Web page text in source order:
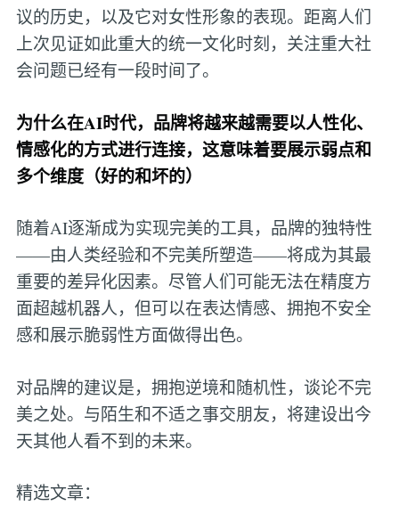
议的历史，以及它对女性形象的表现。距离人们
上次见证如此重大的统一文化时刻，关注重大社
会问题已经有一段时间了。
为什么在AI时代，品牌将越来越需要以人性化、
情感化的方式进行连接，这意味着要展示弱点和
多个维度（好的和坏的）
随着AI逐渐成为实现完美的工具，品牌的独特性
——由人类经验和不完美所塑造——将成为其最
重要的差异化因素。尽管人们可能无法在精度方
面超越机器人，但可以在表达情感、拥抱不安全
感和展示脆弱性方面做得出色。
对品牌的建议是，拥抱逆境和随机性，谈论不完
美之处。与陌生和不适之事交朋友，将建设出今
天其他人看不到的未来。
精选文章：